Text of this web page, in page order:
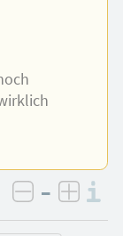
negativ
–